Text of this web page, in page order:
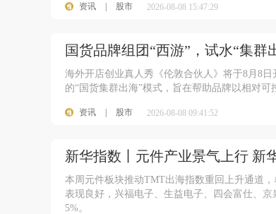
资讯 股市 2026-08-08 15:47:29
国货品牌组团“西游”，试水“集群
海外开店创业真人秀《伦敦合伙人》将于8月8
的“国货集群出海”模式，旨在帮助品牌以相对可
资讯 股市 2026-08-08 09:41:52
新华指数丨元件产业景气上行 新
本周元件板块推动TMT出海指数重回上升通道
表现良好，兴福电子、生益电子、四会富仕、
5%。